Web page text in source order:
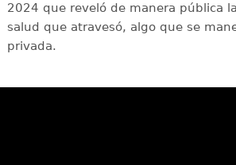
2024 que reveló de manera pública
salud que atravesó, algo que se
privada.